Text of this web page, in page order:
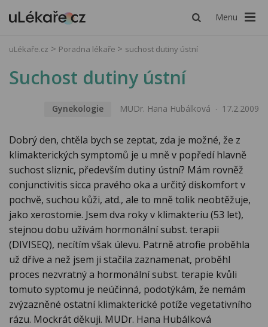
Menu
uLékaře.cz Poradna lékaře suchost dutiny ústní
Suchost dutiny ústní
Gynekologie MUDr. Hana Hubálková 17.2.2009
Dobrý den, chtěla bych se zeptat, zda je možné, že z
klimakterických symptomů je u mně v popředí hlavně
suchost sliznic, především dutiny ústní? Mám rovněž
conjunctivitis sicca pravého oka a určitý diskomfort v
pochvě, suchou kůži, atd., ale to mně tolik neobtěžuje,
jako xerostomie. Jsem dva roky v klimakteriu (53 let),
stejnou dobu užívám hormonální subst. terapii
(DIVISEQ), necítím však úlevu. Patrně atrofie proběhla
už dříve a než jsem ji stačila zaznamenat, proběhl
proces nezvratný a hormonální subst. terapie kvůli
tomuto syptomu je neúčinná, podotýkám, že nemám
zvýzazněné ostatní klimakterické potíže vegetativního
rázu. Mockrát děkuji. MUDr. Hana Hubálková